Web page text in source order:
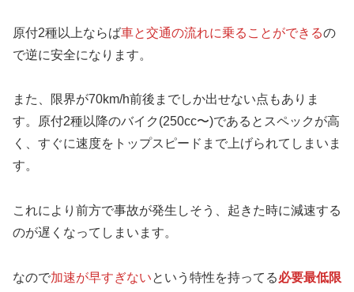
原付2種以上ならば車と交通の流れに乗ることができるの
で逆に安全になります。
また、限界が70km/h前後までしか出せない点もありま
す。原付2種以降のバイク(250cc〜)であるとスペックが高
く、すぐに速度をトップスピードまで上げられてしまいま
す。
これにより前方で事故が発生しそう、起きた時に減速する
のが遅くなってしまいます。
なので加速が早すぎないという特性を持ってる必要最低限